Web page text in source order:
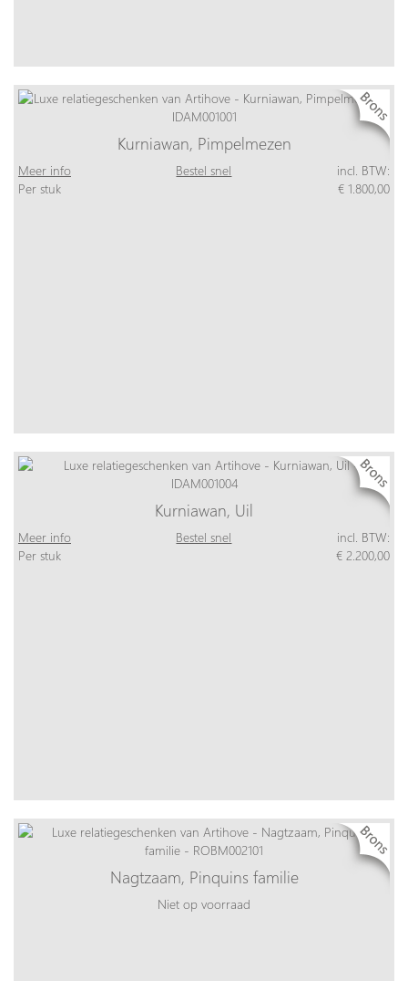
Kurniawan, Pimpelmezen
Meer info Bestel snel
incl. BTW:
Per stuk
€ 1.800,00
Kurniawan, Uil
Meer info Bestel snel
incl. BTW:
Per stuk
€ 2.200,00
Nagtzaam, Pinquins familie
Niet op voorraad